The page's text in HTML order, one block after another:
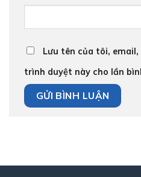
Lưu tên của tôi,
trình duyệt này cho lần